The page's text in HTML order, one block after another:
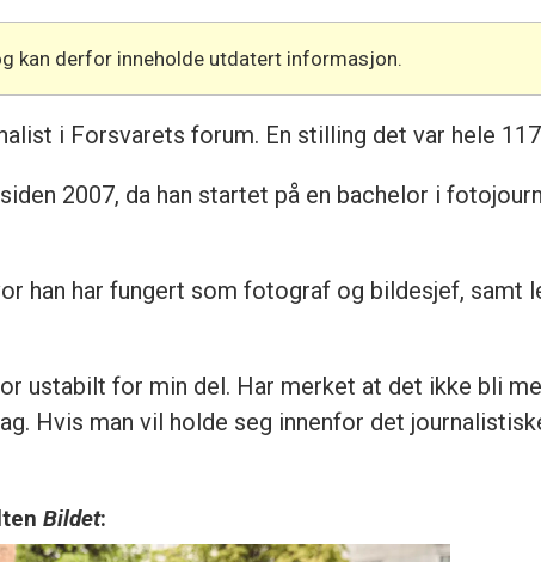
kan derfor inneholde utdatert informasjon.
i Forsvarets forum. En stilling det var hele
2007, da han startet på en bachelor i
han har fungert som fotograf og bildesjef, samt
ustabilt for min del. Har merket at det ikke bli
Hvis man vil holde seg innenfor det
Bildet: